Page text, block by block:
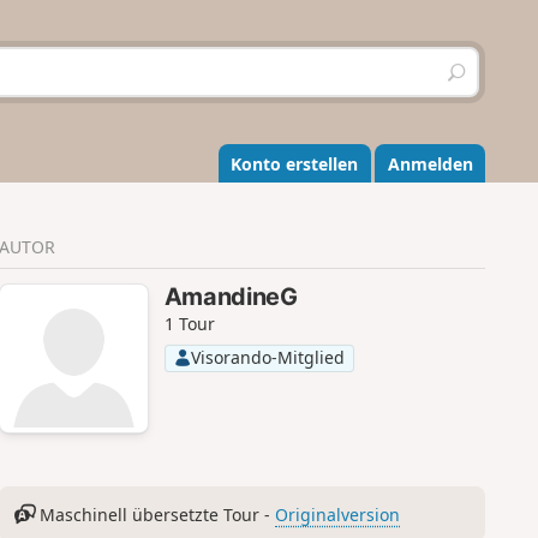
S
u
h
e
n
Konto erstellen Anmelden
AUTOR
AmandineG
1 Tour
Visorando-Mitglied
Maschinell übersetzte Tour - Originalversion